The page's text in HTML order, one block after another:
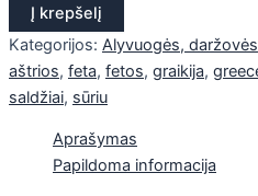
Į krepšelį
Kategorijos: Alyvuogės, daržovės
aštrios, feta, fetos, graikija,
saldžiai, sūriu
Aprašymas
Papildoma informacija